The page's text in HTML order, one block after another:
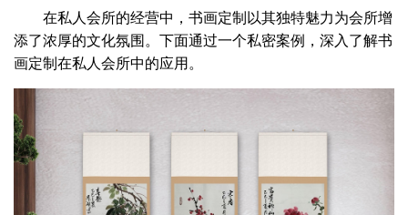
在私人会所的经营中，书画定制以其独特魅力为会所增
添了浓厚的文化氛围。下面通过一个私密案例，深入了解书
画定制在私人会所中的应用。